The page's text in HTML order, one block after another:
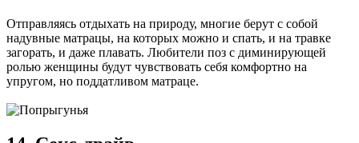
Отправляясь отдыхать на природу, многие берут с собой
надувные матрацы, на которых можно и спать, и на травке
загорать, и даже плавать. Любители поз с диминирующей
ролью женщины будут чувствовать себя комфортно на
упругом, но поддатливом матраце.